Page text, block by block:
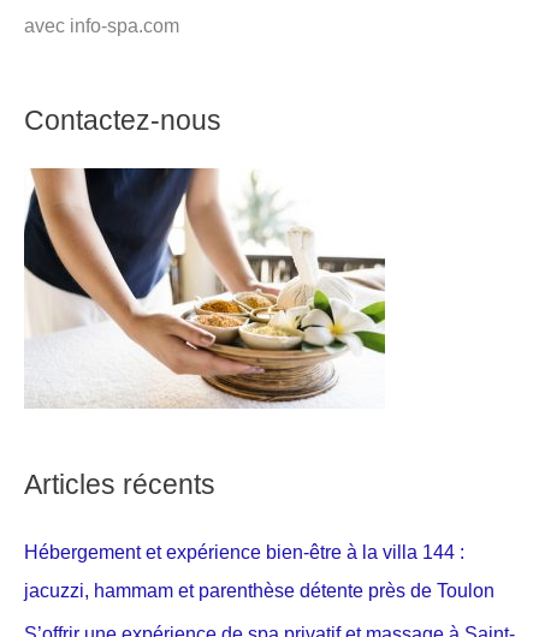
avec info-spa.com
Contactez-nous
Articles récents
Hébergement et expérience bien-être à la villa 144 :
jacuzzi, hammam et parenthèse détente près de Toulon